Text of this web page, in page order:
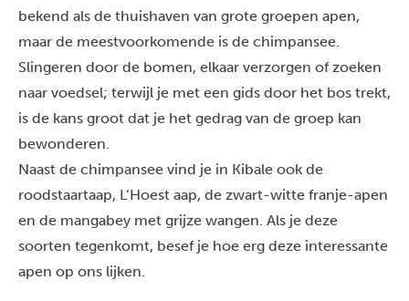
bekend als de thuishaven van grote groepen apen,
maar de meestvoorkomende is de chimpansee.
Slingeren door de bomen, elkaar verzorgen of zoeken
naar voedsel; terwijl je met een gids door het bos trekt,
is de kans groot dat je het gedrag van de groep kan
bewonderen.
Naast de chimpansee vind je in Kibale ook de
roodstaartaap, L’Hoest aap, de zwart-witte franje-apen
en de mangabey met grijze wangen. Als je deze
soorten tegenkomt, besef je hoe erg deze interessante
apen op ons lijken.